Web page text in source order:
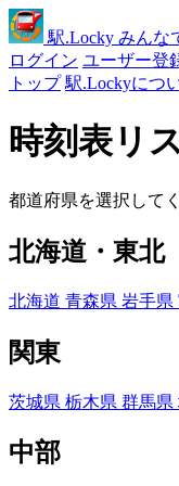
駅.Locky みんな
ログイン ユーザー登
トップ 駅.Lockyにつ
時刻表リ
都道府県を選択して
北海道・東北
北海道 青森県 岩手県
関東
茨城県 栃木県 群馬県
中部